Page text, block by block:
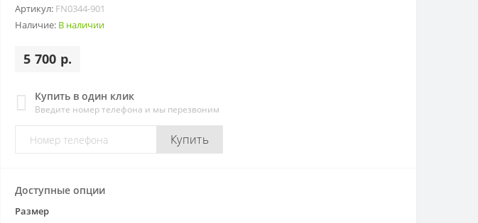
Артикул: FN0344-901
Наличие: В наличии
5 700 р.
Купить в один клик
Введите номер телефона и мы перезвоним
Купить
Доступные опции
Размер